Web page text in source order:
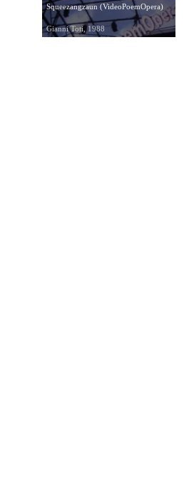
Squeezangzaun (VideoPoemOpera)
Gianni Toti, 1988